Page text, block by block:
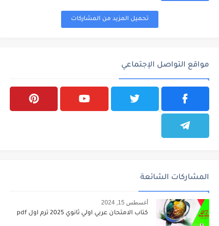
تحميل المزيد من المشاركات
مواقع التواصل الإجتماعي
المشاركات الشائعة
أغسطس 15, 2024
كتاب الامتحان عربي اولي ثانوي 2025 ترم اول pdf